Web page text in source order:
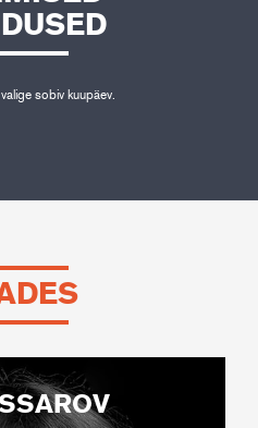
sobiv kuupäev.